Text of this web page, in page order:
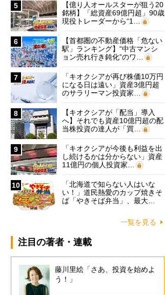
5
【億り人オールスターが狙う20
銘柄】「総資産69億円超」90歳
現役トレーダーから“1…
6
【首都圏の不動産価格「危ない
駅」ランキング】“中古マンシ
ョン売れ行き鈍化”のワ…
7
「キオクシアが再び株価10万円
になる日は遠い」資産3億円超
のサラリーマン投資家…
8
【キオクシアが「配当」導入
へ】それでも資産10億円超の配
当株投資の達人が「買…
9
「キオクシアが今後も利益を出
し続けるかは分からない」資産
11億円の個人投資家…
10
「北海道で知らない人はいな
い！」道民熱愛のカップ焼きそ
ば「やきそば弁当」、最大…
一覧を見る
注目の著者・連載
藤川里絵「さあ、投資を始めよ
う！」